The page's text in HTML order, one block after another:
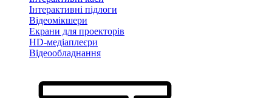
Інтерактивні підлоги
Відеомікшери
Екрани для проекторів
HD-медіаплеєри
Відеообладнання